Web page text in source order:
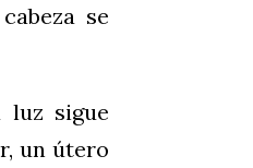
se
luz sigue
un útero